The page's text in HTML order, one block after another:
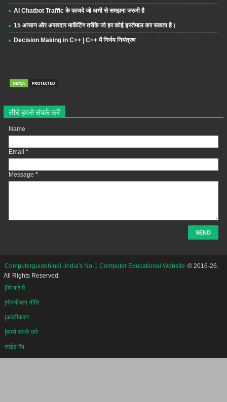
AI Chatbot Traffic के फायदे जो अभी से समझना जरूरी है
15 आसान और असरदार मार्केटिंग तरीके जो हर कोई इस्तेमाल कर सकता है।
Decision Making in C++ | C++ में निर्णय नियंत्रण
सीधे हमसे संपर्क करें
Name
Email *
Message *
Computerguidehindi -India's No-1 Computer Educational Website © 2016-26.
All Rights Reserved.
|मेरे बारे में
|गोपनीयता नीति
|अस्वीकरण
|हमसे संपर्क करे
साईट मैप